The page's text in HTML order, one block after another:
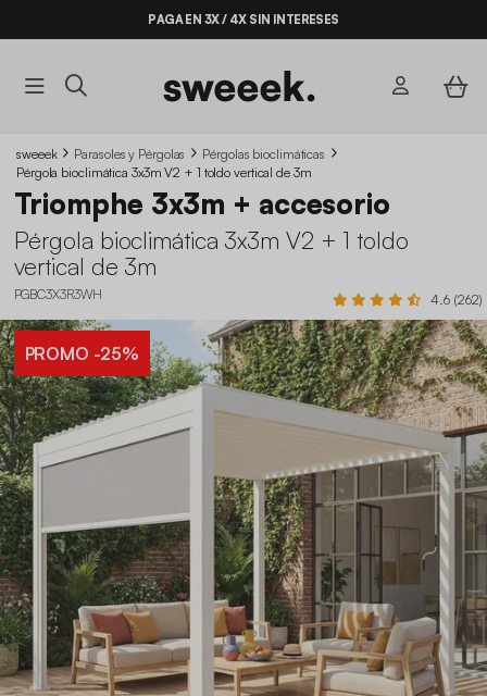
PAGA EN 3X / 4X SIN INTERESES
sweeek Parasoles y Pérgolas
Pérgolas bioclimáticas
Pérgola bioclimática 3x3m V2 + 1 toldo vertical de 3m
Triomphe 3x3m + accesorio
Pérgola bioclimática 3x3m V2 + 1 toldo
vertical de 3m
PGBC3X3R3WH 4.6 (262)
PROMO -25%